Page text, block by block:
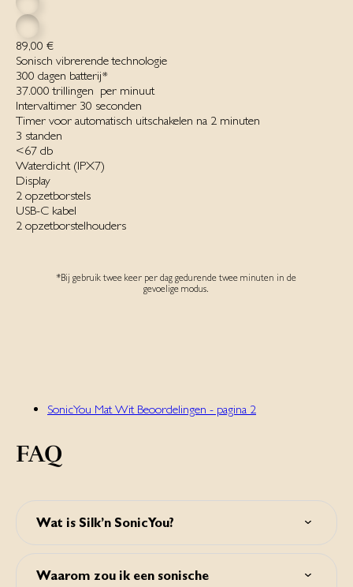
89,00 €
Sonisch vibrerende technologie
300 dagen batterij*‌
37.000 trillingen ‌ per minuut‌
Intervaltimer 30 seconden
Timer voor automatisch uitschakelen na 2 minuten
3 standen‌
<67 db
Waterdicht ‌(IPX7)‌
Display
2 opzetborstels
USB-C kabel
2 opzetborstelhouders
*Bij gebruik twee keer per dag gedurende twee minuten in de
gevoelige modus.‌
SonicYou Mat Wit Beoordelingen - pagina 2
FAQ
Wat is Silk’n SonicYou?
schonere en wittere tanden. Het verwijdert effectief
tandplak, zorgt voor gezonder tandvlees en maakt tanden
Waarom zou ik een sonische